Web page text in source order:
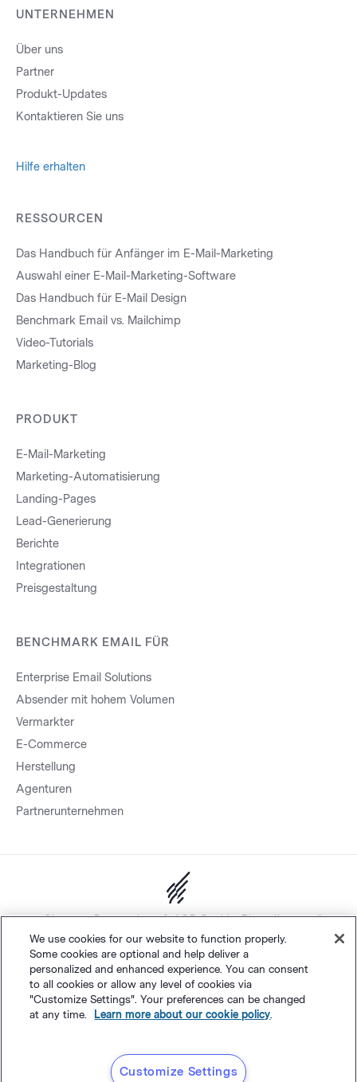
UNTERNEHMEN
Über uns
Partner
Produkt-Updates
Kontaktieren Sie uns
Hilfe erhalten
RESSOURCEN
Das Handbuch für Anfänger im E-Mail-Marketing
Auswahl einer E-Mail-Marketing-Software
Das Handbuch für E-Mail Design
Benchmark Email vs. Mailchimp
Video-Tutorials
Marketing-Blog
PRODUKT
E-Mail-Marketing
Marketing-Automatisierung
Landing-Pages
Lead-Generierung
Berichte
Integrationen
Preisgestaltung
BENCHMARK EMAIL FÜR
Enterprise Email Solutions
Absender mit hohem Volumen
Vermarkter
E-Commerce
Herstellung
Agenturen
Partnerunternehmen
Sitemap.Datenschutz&AGBCookie-Einstellungen©
Polaris Software, LLC
Deutsch
We use cookies for our website to function properly.
Some cookies are optional and help deliver a
personalized and enhanced experience. You can consent
to all cookies or allow any level of cookies via
"Customize Settings". Your preferences can be changed
at any time.
Learn more about our cookie policy.
Customize Settings